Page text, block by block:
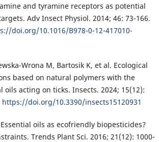
and tyramine receptors as potential
Adv Insect Physiol. 2014; 46: 73-166.
doi.org/10.1016/B978-0-12-417010-
Wrona M, Bartosik K, et al. Ecological
based on natural polymers with the
oils acting on ticks. Insects. 2024; 15(12):
https://doi.org/10.3390/insects15120931
Essential oils as ecofriendly biopesticides?
Trends Plant Sci. 2016; 21(12): 1000-